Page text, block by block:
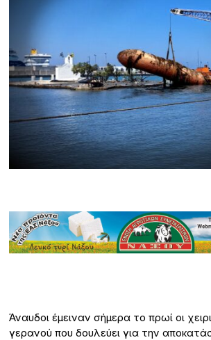
Άναυδοι έμειναν σήμερα το πρωί οι
γερανού που δουλεύει για την